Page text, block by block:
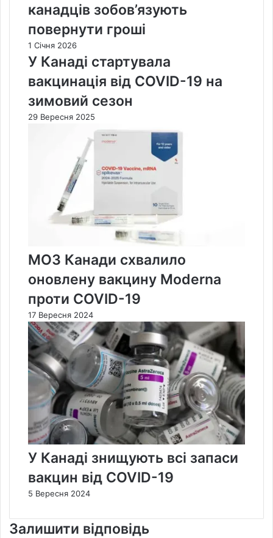
канадців зобов’язують
повернути гроші
1 Січня 2026
У Канаді стартувала
вакцинація від COVID-19 на
зимовий сезон
29 Вересня 2025
МОЗ Канади схвалило
оновлену вакцину Moderna
проти COVID-19
17 Вересня 2024
У Канаді знищують всі запаси
вакцин від COVID-19
5 Вересня 2024
Залишити відповідь